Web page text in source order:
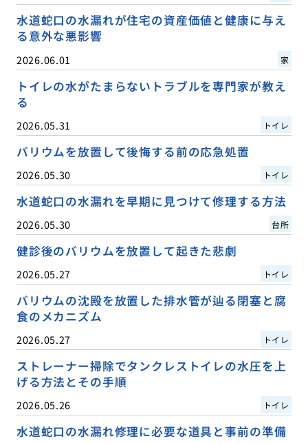
水道蛇口の水漏れが住宅の資産価値と健康に与え
る意外な悪影響
2026.06.01 家
トイレの水がたまらないトラブルを専門家が教え
る
2026.05.31 トイレ
バリウムを放置して後悔する前の応急処置
2026.05.30 トイレ
水道蛇口の水漏れを早期に見つけて修理する方法
2026.05.30 台所
健診後のバリウムを放置して起きた悲劇
2026.05.27 トイレ
バリウムの沈殿を放置した排水管が辿る閉塞と腐
食のメカニズム
2026.05.27 トイレ
ストレーナー掃除でタンクレストイレの水圧を上
げる方法とその手順
2026.05.26 トイレ
水道蛇口の水漏れ修理に必要な道具と事前の準備